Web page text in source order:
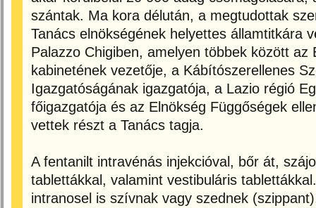
szántak. Ma kora délután, a megtudottak
Tanács elnökségének helyettes államtitkára
Palazzo Chigiben, amelyen többek között az
kabinetének vezetője, a Kábítószerellenes
Igazgatóságának igazgatója, a Lazio régió
főigazgatója és az Elnökség Függőségek
vettek részt a Tanács tagja.
A fentanilt intravénás injekcióval, bőr át,
tablettákkal, valamint vestibuláris
intranosel is szívnak vagy szednek